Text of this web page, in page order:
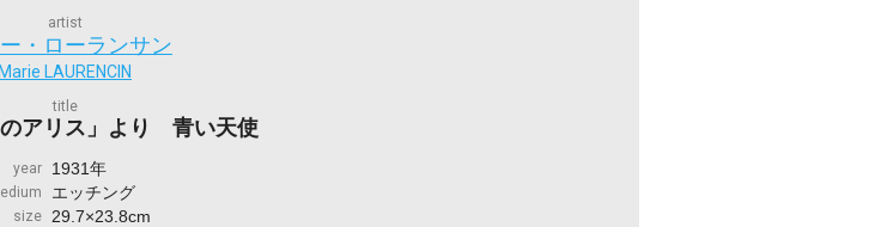
artist
・ローランサン
Marie LAURENCIN
title
のアリス」より 青い天使
year 1931年
エッチング
size 29.7×23.8cm